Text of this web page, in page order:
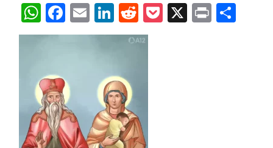
WhatsApp
Facebook
EmailLinkedIn
Reddit
Pocket
X Print